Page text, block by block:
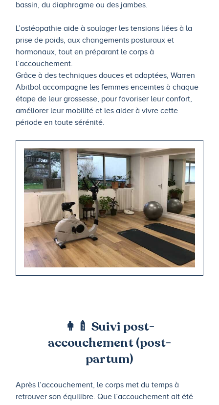
bassin, du diaphragme ou des jambes.
L’ostéopathie aide à soulager les tensions liées à la
prise de poids, aux changements posturaux et
hormonaux, tout en préparant le corps à
l’accouchement.
Grâce à des techniques douces et adaptées, Warren
Abitbol accompagne les femmes enceintes à chaque
étape de leur grossesse, pour favoriser leur confort,
améliorer leur mobilité et les aider à vivre cette
période en toute sérénité.
👩‍🍼 Suivi post-
accouchement (post-
partum)
Après l’accouchement, le corps met du temps à
retrouver son équilibre. Que l’accouchement ait été